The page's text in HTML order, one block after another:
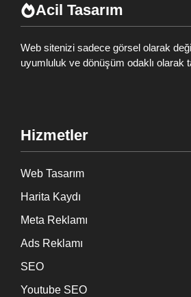
Acil Tasarım
Web sitenizi sadece görsel olarak
uyumluluk ve dönüşüm odaklı olarak
Hizmetler
Web Tasarım
Harita Kaydı
Meta Reklamı
Ads Reklamı
SEO
Youtube SEO